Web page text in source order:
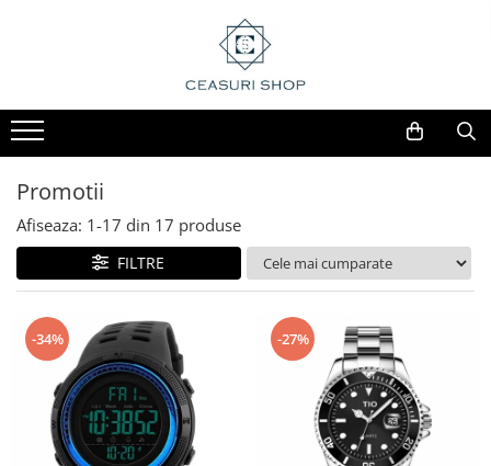
Promotii
Afiseaza: 1-17 din 17 produse
FILTRE
-34% -27%